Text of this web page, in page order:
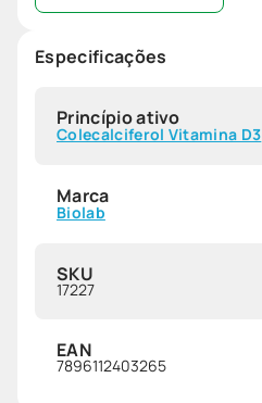
Especificações
Princípio ativo
Colecalciferol Vitamina D3
Marca
Biolab
SKU
17227
EAN
7896112403265